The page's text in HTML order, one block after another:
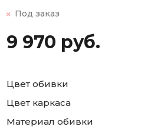
Под заказ
9 970 руб.
Цвет обивки
Цвет каркаса
Материал обивки